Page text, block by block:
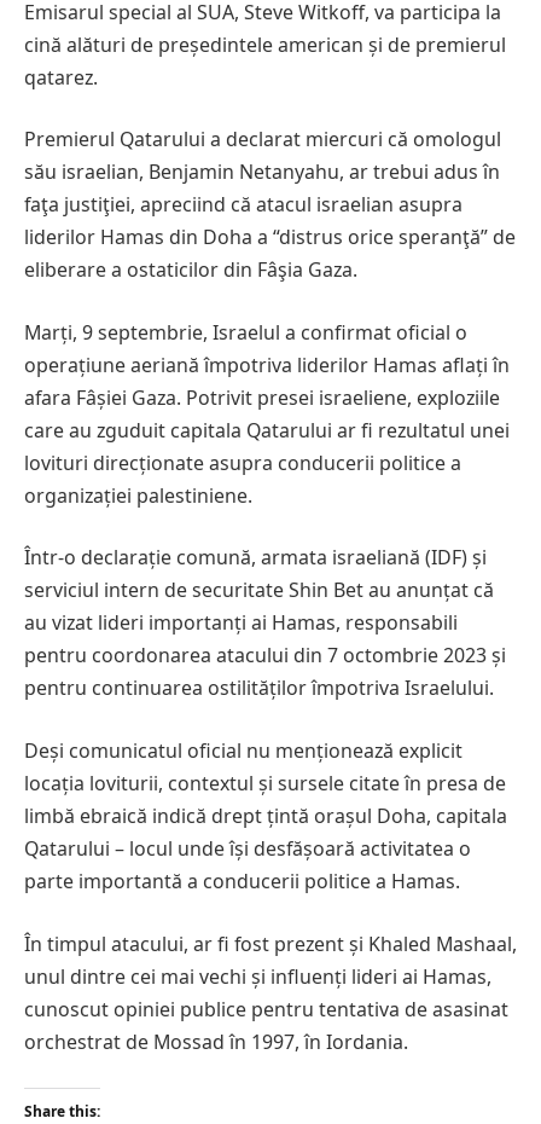
Emisarul special al SUA, Steve Witkoff, va participa la
cină alături de președintele american și de premierul
qatarez.
Premierul Qatarului a declarat miercuri că omologul
său israelian, Benjamin Netanyahu, ar trebui adus în
faţa justiţiei, apreciind că atacul israelian asupra
liderilor Hamas din Doha a “distrus orice speranţă” de
eliberare a ostaticilor din Fâşia Gaza.
Marți, 9 septembrie, Israelul a confirmat oficial o
operațiune aeriană împotriva liderilor Hamas aflați în
afara Fâșiei Gaza. Potrivit presei israeliene, exploziile
care au zguduit capitala Qatarului ar fi rezultatul unei
lovituri direcționate asupra conducerii politice a
organizației palestiniene.
Într-o declarație comună, armata israeliană (IDF) și
serviciul intern de securitate Shin Bet au anunțat că
au vizat lideri importanți ai Hamas, responsabili
pentru coordonarea atacului din 7 octombrie 2023 și
pentru continuarea ostilităților împotriva Israelului.
Deși comunicatul oficial nu menționează explicit
locația loviturii, contextul și sursele citate în presa de
limbă ebraică indică drept țintă orașul Doha, capitala
Qatarului – locul unde își desfășoară activitatea o
parte importantă a conducerii politice a Hamas.
În timpul atacului, ar fi fost prezent și Khaled Mashaal,
unul dintre cei mai vechi și influenți lideri ai Hamas,
cunoscut opiniei publice pentru tentativa de asasinat
orchestrat de Mossad în 1997, în Iordania.
Share this: